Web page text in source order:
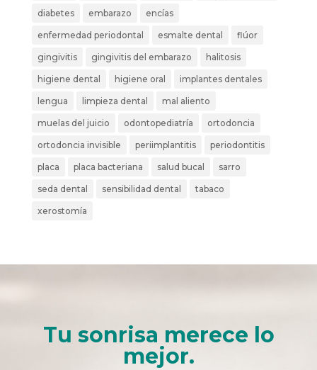
diabetes embarazo encías
enfermedad periodontal esmalte dental flúor
gingivitis gingivitis del embarazo halitosis
higiene dental higiene oral implantes dentales
lengua limpieza dental mal aliento
muelas del juicio odontopediatría ortodoncia
ortodoncia invisible periimplantitis periodontitis
placa placa bacteriana salud bucal sarro
seda dental sensibilidad dental tabaco
xerostomía
Tu sonrisa merece lo
mejor.